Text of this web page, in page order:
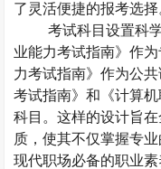
了灵活便捷的报考选择
考试科目设置科
业能力考试指南》作
力考试指南》作为公
考试指南》和《计算
科目。这样的设计旨
质，使其不仅掌握专
现代职场必备的职业素